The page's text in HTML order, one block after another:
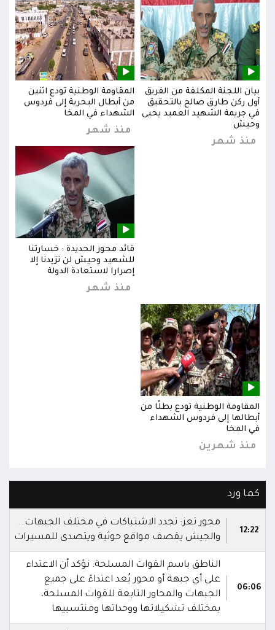
بيان اللجنة المكلفة من الفريق
أول ركن طارق صالح بالتحقيق
في جريمة الشهيد العميد يحيى
وحيش
منذ شهر
المقاومة الوطنية تودع اثنين
من أبطال البحرية إلى فردوس
الشهداء في المخا
منذ شهر
قائد محور الحديدة : خسارتنا
للشهيد وحيش لن تزيدنا إلا
إصرارا لاستعادة الدولة
منذ شهر
المقاومة الوطنية تودع بطلًا من
أبطالها إلى فردوس الشهداء
في المخا
منذ شهرين
كما ورد
12:22
محور تعز: تجدد الاشتباكات في مختلف الجبهات..
والجيش يقصف مواقع حوثية ويتصدى للمسيرات
06:06
الناطق باسم القوات المسلحة: نؤكد أن الاعتداء
على أي جبهة أو محور يُعد اعتداءً على جميع
الجبهات والمحاور التابعة للقوات المسلحة،
بمختلف تشكيلاتها ووحداتها ومنتسبيها